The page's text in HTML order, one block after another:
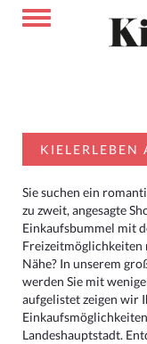
KIELERLEBEN
Sie suchen ein
zu zweit, angesagte
Einkaufsbummel mit
Nähe? In unserem
werden Sie mit
aufgelistet zeigen wir
Landeshauptstadt.